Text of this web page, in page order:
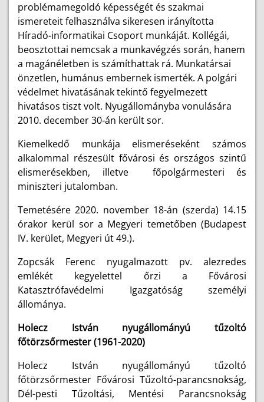
problémamegoldó képességét és szakmai
ismereteit felhasználva sikeresen irányította
Híradó-informatikai Csoport munkáját. Kollégái,
beosztottai nemcsak a munkavégzés során, hanem
a magánéletben is számíthattak rá. Munkatársai
önzetlen, humánus embernek ismerték. A polgári
védelmet hivatásának tekintő fegyelmezett
hivatásos tiszt volt. Nyugállományba vonulására
2010. december 30-án került sor.
Kiemelkedő munkája elismeréseként számos
alkalommal részesült fővárosi és országos szintű
elismerésekben, illetve főpolgármesteri és
miniszteri jutalomban.
Temetésére 2020. november 18-án (szerda) 14.15
órakor kerül sor a Megyeri temetőben (Budapest
IV. kerület, Megyeri út 49.).
Zopcsák Ferenc nyugalmazott pv. alezredes
emlékét kegyelettel őrzi a Fővárosi
Katasztrófavédelmi Igazgatóság személyi
állománya.
Holecz István nyugállományú tűzoltó
főtörzsőrmester(1961-2020)
Holecz István nyugállományú tűzoltó
főtörzsőrmester Fővárosi Tűzoltó-parancsnokság,
Dél-pesti Tűzoltási, Mentési Parancsnokság